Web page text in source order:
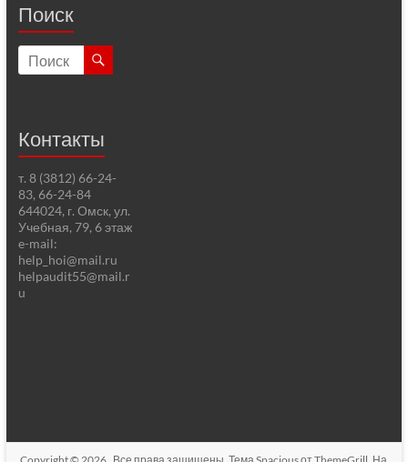
Поиск
Контакты
т. 8 (3812) 66-24-
83, 66-24-84
644024, г. Омск, ул.
Учебная, 79, 6 этаж
e-mail:
help_hoi@mail.ru
helpaudit55@mail.r
u